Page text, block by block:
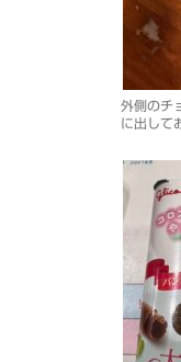
外側のチ
に出して